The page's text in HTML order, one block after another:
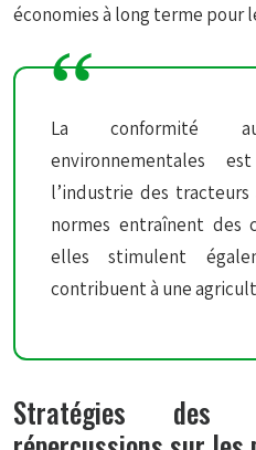
économies à long terme pour
La conformité
environnementales
l’industrie des tracteurs
normes entraînent des
elles stimulent
contribuent à une
Stratégies des